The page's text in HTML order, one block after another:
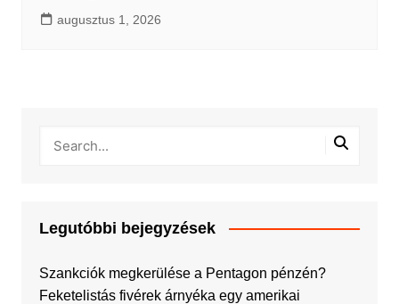
augusztus 1, 2026
Legutóbbi bejegyzések
Szankciók megkerülése a Pentagon pénzén?
Feketelistás fivérek árnyéka egy amerikai